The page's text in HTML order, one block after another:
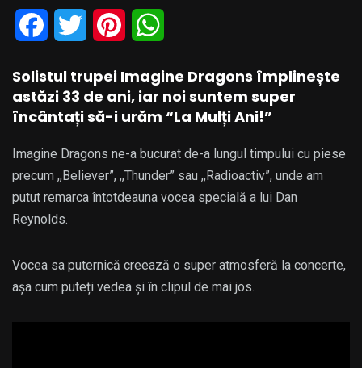
Facebook
Twitter Pinterest
Solistul trupei Imagine Dragons împlinește
astăzi 33 de ani, iar noi suntem super
încântați să-i urăm “La Mulți Ani!”
Imagine Dragons ne-a bucurat de-a lungul timpului cu piese
precum ,,Believer”, ,,Thunder” sau ,,Radioactiv”, unde am
putut remarca întotdeauna vocea specială a lui Dan
Reynolds.
Vocea sa puternică creează o super atmosferă la concerte,
așa cum puteți vedea și în clipul de mai jos.